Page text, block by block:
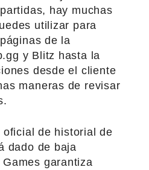
hay muchas
utilizar para
de la
y Blitz hasta la
desde el cliente
maneras de revisar
de historial de
dado de baja
garantiza